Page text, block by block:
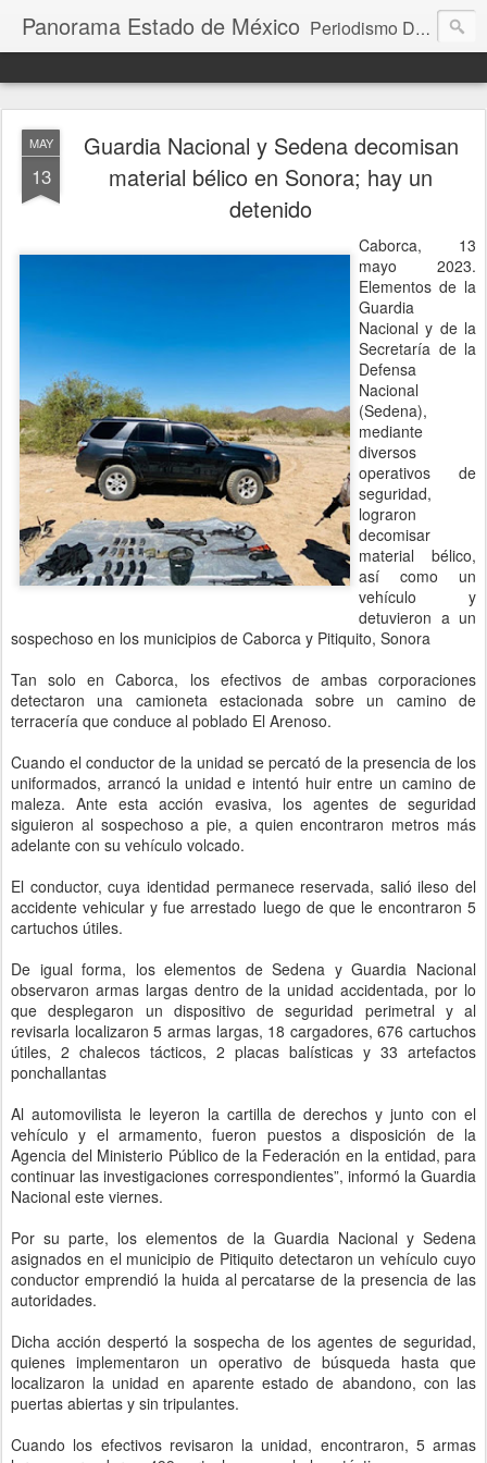
Panorama Estado de México Periodismo Digital
MAY
13
Guardia Nacional y Sedena decomisan
material bélico en Sonora; hay un
detenido
Caborca, 13
mayo 2023.
Elementos de la
Guardia
Nacional y de la
Secretaría de la
Defensa
Nacional
(Sedena),
mediante
diversos
operativos de
seguridad,
lograron
decomisar
material bélico,
así como un
vehículo y
detuvieron a un
sospechoso en los municipios de Caborca y Pitiquito, Sonora
Tan solo en Caborca, los efectivos de ambas corporaciones
detectaron una camioneta estacionada sobre un camino de
terracería que conduce al poblado El Arenoso.
Cuando el conductor de la unidad se percató de la presencia de los
uniformados, arrancó la unidad e intentó huir entre un camino de
maleza. Ante esta acción evasiva, los agentes de seguridad
siguieron al sospechoso a pie, a quien encontraron metros más
adelante con su vehículo volcado.
El conductor, cuya identidad permanece reservada, salió ileso del
accidente vehicular y fue arrestado luego de que le encontraron 5
cartuchos útiles.
De igual forma, los elementos de Sedena y Guardia Nacional
observaron armas largas dentro de la unidad accidentada, por lo
que desplegaron un dispositivo de seguridad perimetral y al
revisarla localizaron 5 armas largas, 18 cargadores, 676 cartuchos
útiles, 2 chalecos tácticos, 2 placas balísticas y 33 artefactos
ponchallantas
Al automovilista le leyeron la cartilla de derechos y junto con el
vehículo y el armamento, fueron puestos a disposición de la
Agencia del Ministerio Público de la Federación en la entidad, para
continuar las investigaciones correspondientes”, informó la Guardia
Nacional este viernes.
Por su parte, los elementos de la Guardia Nacional y Sedena
asignados en el municipio de Pitiquito detectaron un vehículo cuyo
conductor emprendió la huida al percatarse de la presencia de las
autoridades.
Dicha acción despertó la sospecha de los agentes de seguridad,
quienes implementaron un operativo de búsqueda hasta que
localizaron la unidad en aparente estado de abandono, con las
puertas abiertas y sin tripulantes.
Cuando los efectivos revisaron la unidad, encontraron, 5 armas